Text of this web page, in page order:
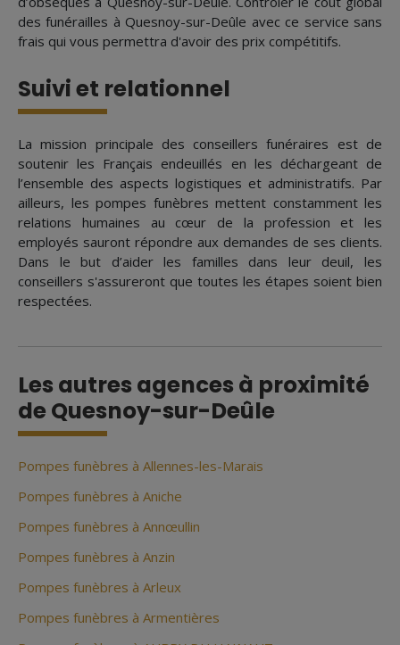
des funérailles à Quesnoy-sur-Deûle avec ce service sans
frais qui vous permettra d'avoir des prix compétitifs.
Suivi et relationnel
La mission principale des conseillers funéraires est de
soutenir les Français endeuillés en les déchargeant de
l’ensemble des aspects logistiques et administratifs. Par
ailleurs, les pompes funèbres mettent constamment les
relations humaines au cœur de la profession et les
employés sauront répondre aux demandes de ses clients.
Dans le but d’aider les familles dans leur deuil, les
conseillers s'assureront que toutes les étapes soient bien
respectées.
Les autres agences à proximité
de Quesnoy-sur-Deûle
Pompes funèbres à Allennes-les-Marais
Pompes funèbres à Aniche
Pompes funèbres à Annœullin
Pompes funèbres à Anzin
Pompes funèbres à Arleux
Pompes funèbres à Armentières